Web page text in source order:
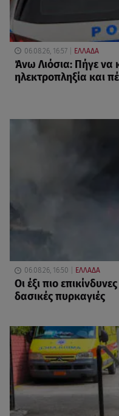
06.08.26, 16:57 ΕΛΛΑΔΑ
Άνω Λιόσια: Πήγε να
ηλεκτροπληξία και
06.08.26, 16:50 ΕΛΛΑΔΑ
Οι έξι πιο
δασικές πυρκαγιές